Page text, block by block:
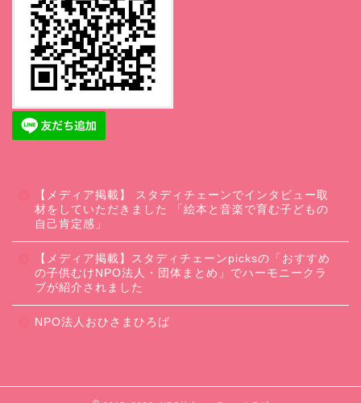
【メディア掲載】 スタディチェーンでインタビュー取
材をしていただきました 「絵本と音楽で育む子どもの
自己肯定感」
【メディア掲載】スタディチェーンpicksの「おすすめ
の子供むけNPO法人・団体まとめ」でハーモニークラ
ブが紹介されました
NPO法人おひさまひろば